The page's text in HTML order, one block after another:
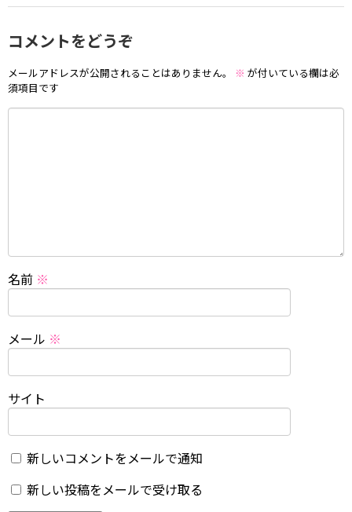
コメントをどうぞ
メールアドレスが公開されることはありません。 ※ が付いている欄は必
須項目です
名前 ※
メール ※
サイト
新しいコメントをメールで通知
新しい投稿をメールで受け取る